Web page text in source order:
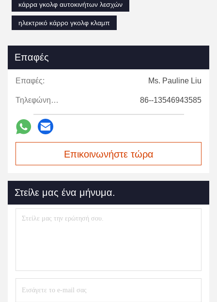
κάρρα γκολφ αυτοκινήτων λεσχών
ηλεκτρικό κάρρο γκολφ κλαμπ
Επαφές
Επαφές: Ms. Pauline Liu
Τηλεφώνημα: 86--13546943585
Επικοινωνήστε τώρα
Στείλε μας ένα μήνυμα.